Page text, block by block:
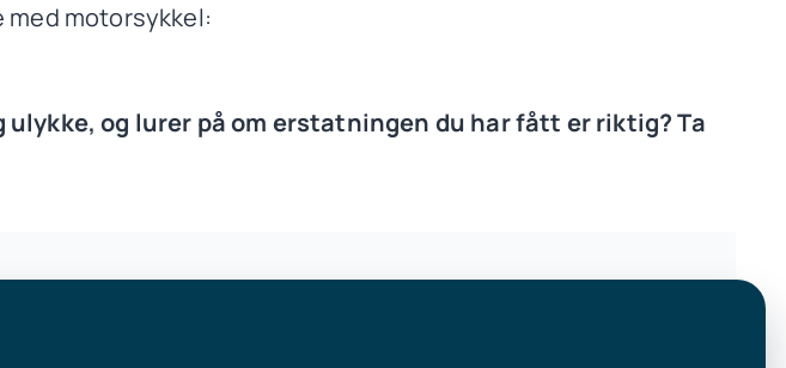
med motorsykkel:
og lurer på om erstatningen du har fått er riktig? Ta